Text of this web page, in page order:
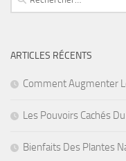
ARTICLES RÉCENTS
Comment Augmenter
Les Pouvoirs Cachés
Bienfaits Des Plantes